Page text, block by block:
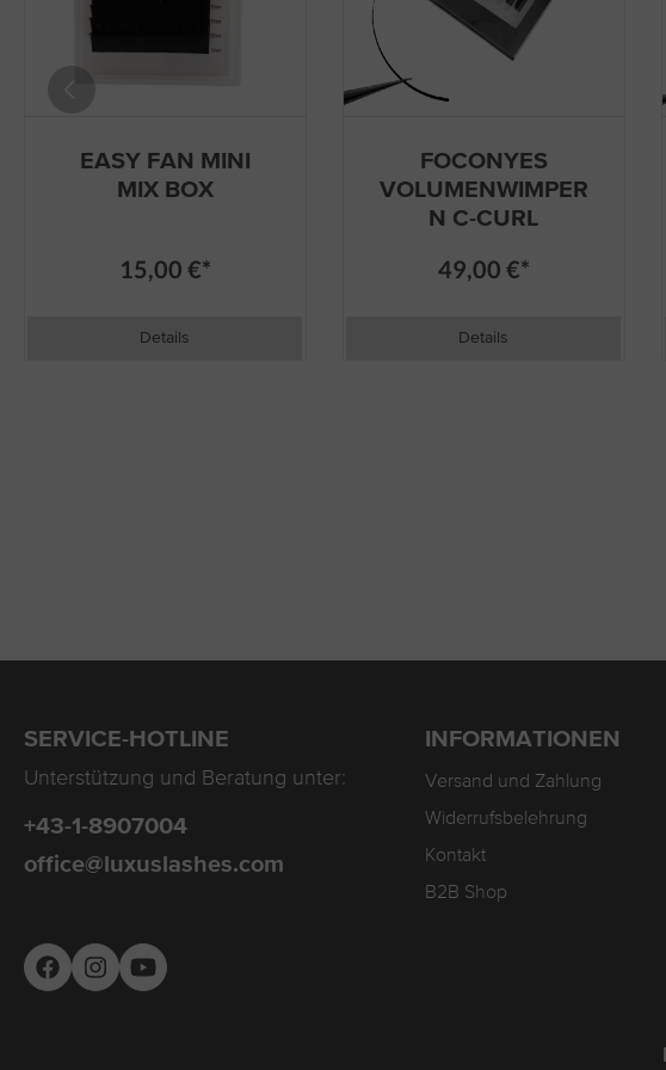
EASY FAN MINI
MIX BOX
15,00 €*
Details
FOCONYES
VOLUMENWIMPER
N C-CURL
49,00 €*
Details
SERVICE-HOTLINE
Unterstützung und Beratung unter:
+43-1-8907004
office@luxuslashes.com
INFORMATIONEN
Versand und Zahlung
Widerrufsbelehrung
Kontakt
B2B Shop